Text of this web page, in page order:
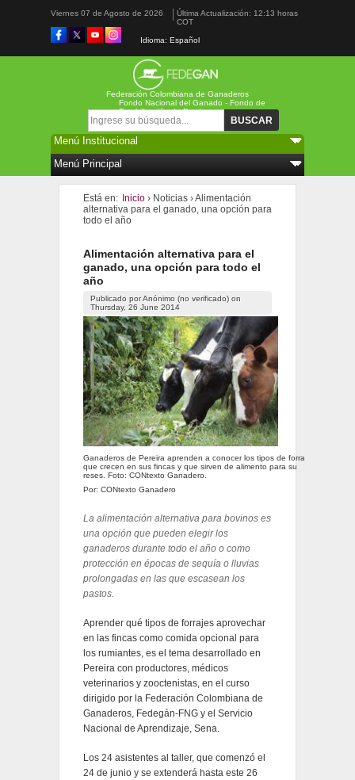
Viernes 07 de Agosto de 2026
Última Actualización: 12:13 horas
COT
Idioma: Español
Federación Colombiana de Ganaderos
Formulario de búsqueda
Fondo Nacional del Ganado - Fondo de
Estabilización de Precios
Está en: Inicio › Noticias ›Alimentación
alternativa para el ganado, una opción para
todo el año
Alimentación alternativa para el
ganado, una opción para todo el
año
Publicado porAnónimo (no verificado)on
Thursday, 26 June 2014
Ganaderos de Pereira aprenden a conocer los tipos de forrajes
que crecen en sus fincas y que sirven de alimento para su
reses. Foto: CONtexto Ganadero.
Por: CONtexto Ganadero
La alimentación alternativa para bovinos es
una opción que pueden elegir los
ganaderos durante todo el año o como
protección en épocas de sequía o lluvias
prolongadas en las que escasean los
pastos.
Aprender qué tipos de forrajes aprovechar
en las fincas como comida opcional para
los rumiantes, es el tema desarrollado en
Pereira con productores, médicos
veterinarios y zooctenistas, en el curso
dirigido por la Federación Colombiana de
Ganaderos, Fedegán-FNG y el Servicio
Nacional de Aprendizaje, Sena.
Los 24 asistentes al taller, que comenzó el
24 de junio y se extenderá hasta este 26